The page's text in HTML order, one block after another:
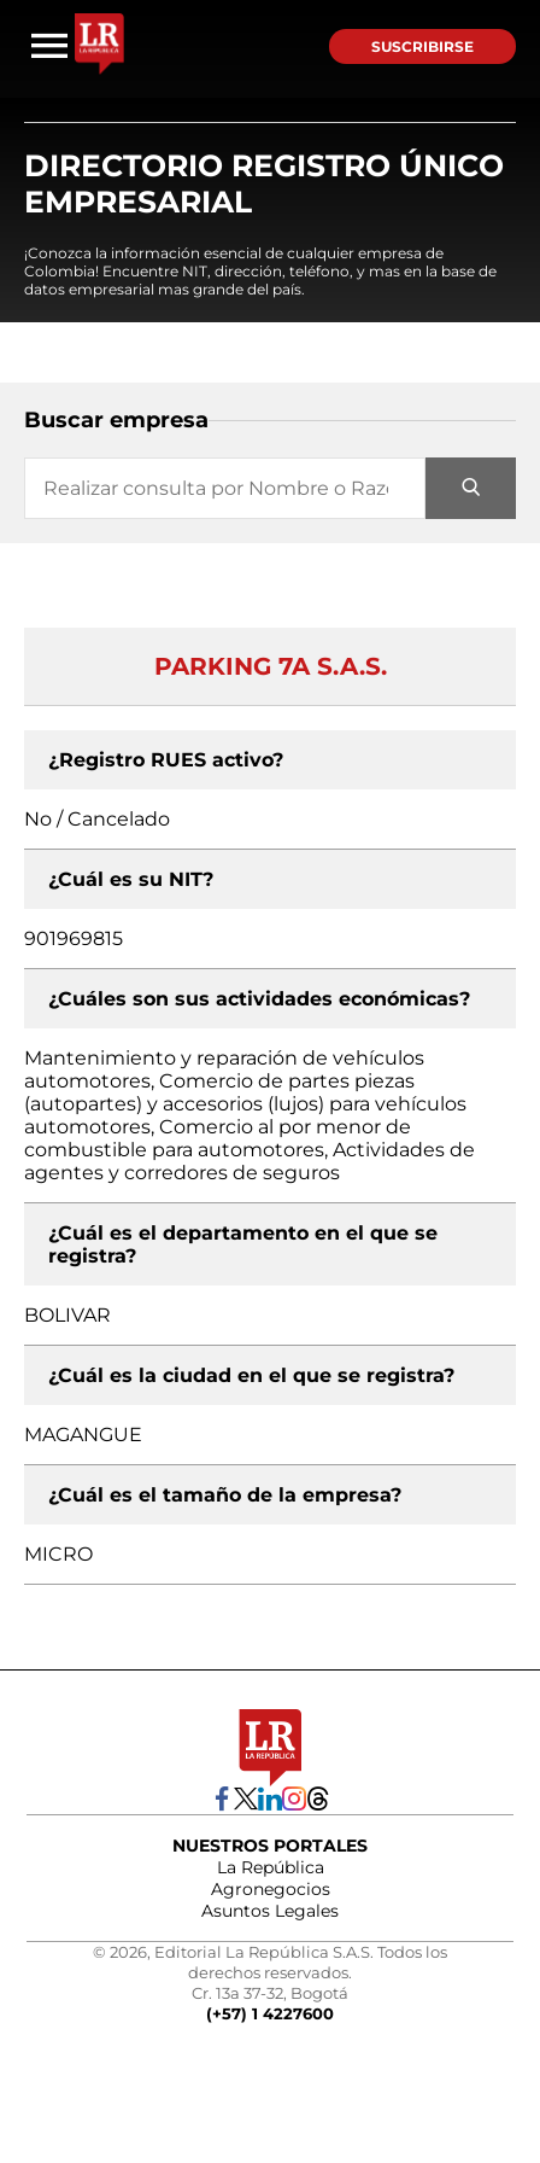
SUSCRIBIRSE
DIRECTORIO REGISTRO ÚNICO
EMPRESARIAL
¡Conozca la información esencial de cualquier empresa de
Colombia! Encuentre NIT, dirección, teléfono, y mas en la base de
datos empresarial mas grande del país.
Buscar empresa
PARKING 7A S.A.S.
¿Registro RUES activo?
No / Cancelado
¿Cuál es su NIT?
901969815
¿Cuáles son sus actividades económicas?
Mantenimiento y reparación de vehículos
automotores, Comercio de partes piezas
(autopartes) y accesorios (lujos) para vehículos
automotores, Comercio al por menor de
combustible para automotores, Actividades de
agentes y corredores de seguros
¿Cuál es el departamento en el que se
registra?
BOLIVAR
¿Cuál es la ciudad en el que se registra?
MAGANGUE
¿Cuál es el tamaño de la empresa?
MICRO
NUESTROS PORTALES
La República
Agronegocios
Asuntos Legales
© 2026, Editorial La República S.A.S. Todos los
derechos reservados.
Cr. 13a 37-32, Bogotá
(+57) 1 4227600